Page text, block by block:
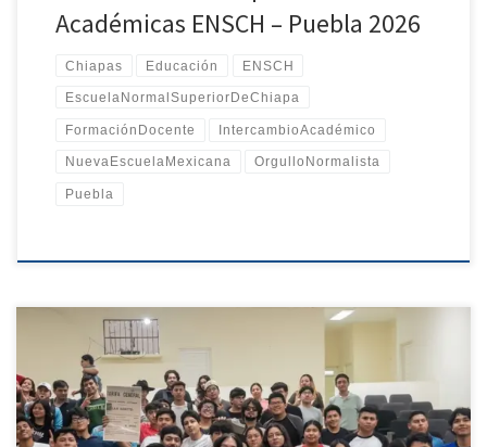
Académicas ENSCH – Puebla 2026
Chiapas Educación ENSCH
EscuelaNormalSuperiorDeChiapa
FormaciónDocente IntercambioAcadémico
NuevaEscuelaMexicana OrgulloNormalista
Puebla
La Escuela Normal Superior de Chiapas reafirma su compromiso
con la formación de docentes conscientes de su entorno histórico
y social. En el marco del fortalecimiento académico y la formación
integral, se llevó a cabo la conferencia–taller “Patrimonio Histórico
y la Nueva Escuela Mexicana”, con la participación del Archivo